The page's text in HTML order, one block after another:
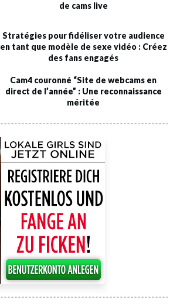
de cams live
Stratégies pour fidéliser votre audience
en tant que modèle de sexe vidéo : Créez
des fans engagés
Cam4 couronné “Site de webcams en
direct de l’année” : Une reconnaissance
méritée